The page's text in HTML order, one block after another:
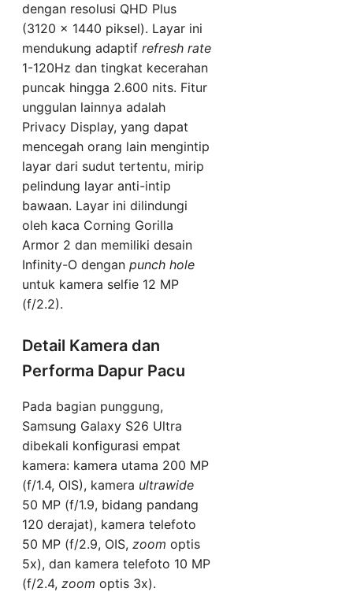
dengan resolusi QHD Plus
(3120 x 1440 piksel). Layar ini
mendukung adaptif refresh rate
1-120Hz dan tingkat kecerahan
puncak hingga 2.600 nits. Fitur
unggulan lainnya adalah
Privacy Display, yang dapat
mencegah orang lain mengintip
layar dari sudut tertentu, mirip
pelindung layar anti-intip
bawaan. Layar ini dilindungi
oleh kaca Corning Gorilla
Armor 2 dan memiliki desain
Infinity-O dengan punch hole
untuk kamera selfie 12 MP
(f/2.2).
Detail Kamera dan
Performa Dapur Pacu
Pada bagian punggung,
Samsung Galaxy S26 Ultra
dibekali konfigurasi empat
kamera: kamera utama 200 MP
(f/1.4, OIS), kamera ultrawide
50 MP (f/1.9, bidang pandang
120 derajat), kamera telefoto
50 MP (f/2.9, OIS, zoom optis
5x), dan kamera telefoto 10 MP
(f/2.4, zoom optis 3x).